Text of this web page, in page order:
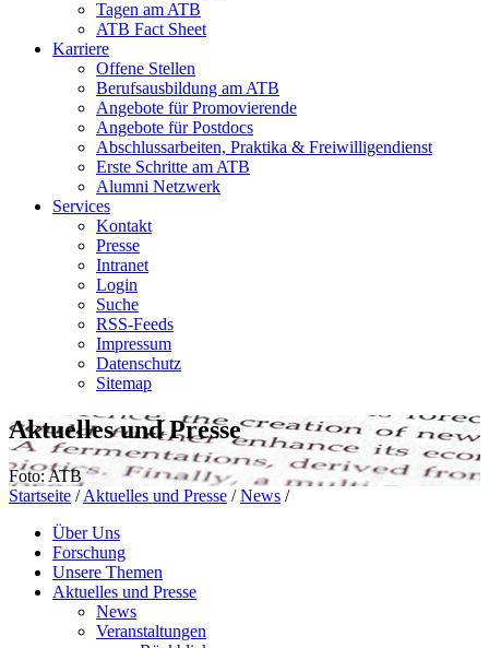
Tagen am ATB
ATB Fact Sheet
Karriere
Offene Stellen
Berufsausbildung am ATB
Angebote für Promovierende
Angebote für Postdocs
Abschlussarbeiten, Praktika & Freiwilligendienst
Erste Schritte am ATB
Alumni Netzwerk
Services
Kontakt
Presse
Intranet
Login
Suche
RSS-Feeds
Impressum
Datenschutz
Sitemap
Aktuelles und Presse
Foto: ATB
Startseite / Aktuelles und Presse / News /
Über Uns
Forschung
Unsere Themen
Aktuelles und Presse
News
Veranstaltungen